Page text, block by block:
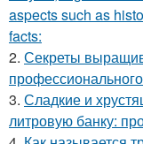
aspects such as
facts:
2. Секреты
3. Сладкие и
литровую банку: